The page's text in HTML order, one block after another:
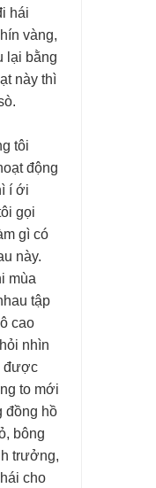
hái
vàng,
lại bằng
này thì
tôi
động
í ới
gọi
gì có
này.
mùa
tập
cao
nhìn
được
to mới
đồng hồ
bông
trưởng,
cho